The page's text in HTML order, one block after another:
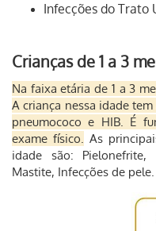
Infecções do Trato
Crianças de 1 a 3
Na faixa etária de 1 a 3
A criança nessa idade
pneumococo e HIB. É
exame físico. As
idade são: Pielonefrite,
Mastite, Infecções de pele.